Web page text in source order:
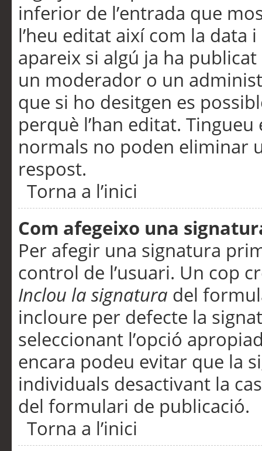
inferior de l’entrada que
l’heu editat així com la data
apareix si algú ja ha
un moderador o un
que si ho desitgen es
perquè l’han editat.
normals no poden eliminar
respost.
Torna a l’inici
Com afegeixo una
Per afegir una signatura
control de l’usuari. Un cop
Inclou la signatura del
incloure per defecte la
seleccionant l’opció
encara podeu evitar que la
individuals desactivant la
del formulari de publicació.
Torna a l’inici